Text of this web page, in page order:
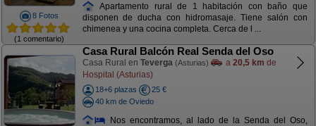
8 Fotos
(1 comentario)
Apartamento rural de 1 habitación con baño que
disponen de ducha con hidromasaje. Tiene salón con
chimenea y una cocina completa. Cerca de l ...
Casa Rural Balcón Real Senda del Oso
Casa Rural en Teverga (Asturias) a 20,5 km de
Hospital (Asturias)
18+6 plazas
25 €
40 km de Oviedo
Nos encontramos, al lado de la Senda del Oso,